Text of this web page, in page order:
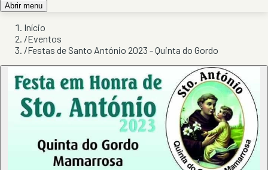
Abrir menu
Início
/Eventos
/Festas de Santo António 2023 - Quinta do Gordo